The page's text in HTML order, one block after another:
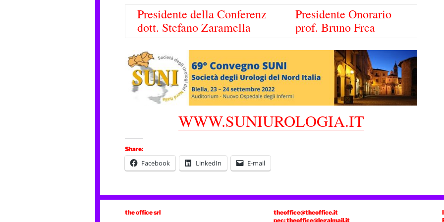
Presidente della Conferenz
dott. Stefano Zaramella
​Presidente Onorario
prof. Bruno Frea
WWW.SUNIUROLOGIA.IT
Share:
Facebook LinkedIn E-mail
the office srl
theoffice@theoffice.it
pec: theoffice@legalmail.it